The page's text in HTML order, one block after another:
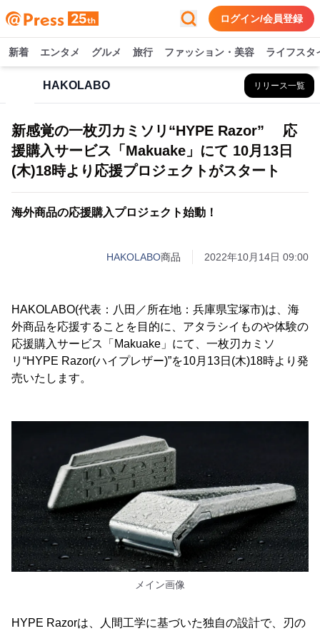
ログイン/会員登録
新着 エンタメ グルメ 旅行 ファッション・美容 ライフスタ
HAKOLABO リリース一覧
新感覚の一枚刃カミソリ“HYPE Razor” 応
援購入サービス「Makuake」にて 10月13日
(木)18時より応援プロジェクトがスタート
海外商品の応援購入プロジェクト始動！
HAKOLABO商品 2022年10月14日 09:00
HAKOLABO(代表：八田／所在地：兵庫県宝塚市)は、海
外商品を応援することを目的に、アタラシイものや体験の
応援購入サービス「Makuake」にて、一枚刃カミソ
リ“HYPE Razor(ハイプレザー)”を10月13日(木)18時より発
売いたします。
メイン画像
HYPE Razorは、人間工学に基づいた独自の設計で、刃の